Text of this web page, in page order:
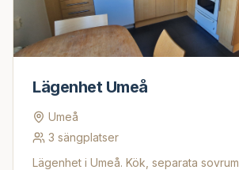
Lägenhet Umeå
Umeå
3 sängplatser
Lägenhet i Umeå. Kök, separata sovrum,